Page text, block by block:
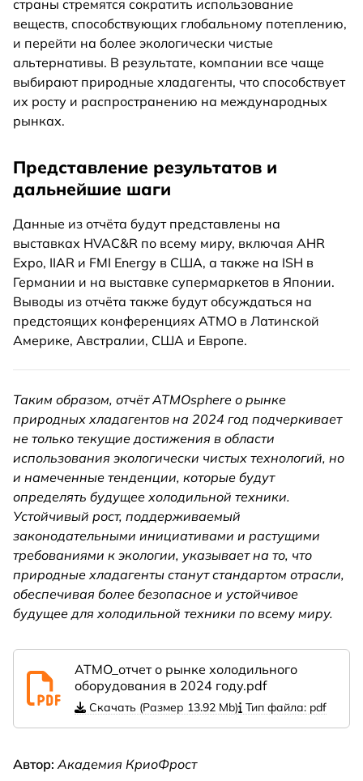
страны стремятся сократить использование
веществ, способствующих глобальному потеплению,
и перейти на более экологически чистые
альтернативы. В результате, компании все чаще
выбирают природные хладагенты, что способствует
их росту и распространению на международных
рынках.
Представление результатов и
дальнейшие шаги
Данные из отчёта будут представлены на
выставках HVAC&R по всему миру, включая AHR
Expo, IIAR и FMI Energy в США, а также на ISH в
Германии и на выставке супермаркетов в Японии.
Выводы из отчёта также будут обсуждаться на
предстоящих конференциях ATMO в Латинской
Америке, Австралии, США и Европе.
Таким образом, отчёт ATMOsphere о рынке
природных хладагентов на 2024 год подчеркивает
не только текущие достижения в области
использования экологически чистых технологий, но
и намеченные тенденции, которые будут
определять будущее холодильной техники.
Устойчивый рост, поддерживаемый
законодательными инициативами и растущими
требованиями к экологии, указывает на то, что
природные хладагенты станут стандартом отрасли,
обеспечивая более безопасное и устойчивое
будущее для холодильной техники по всему миру.
ATMO_отчет о рынке холодильного
оборудования в 2024 году.pdf
Скачать (Размер 13.92 Mb) Тип файла: pdf
Автор: Академия КриоФрост